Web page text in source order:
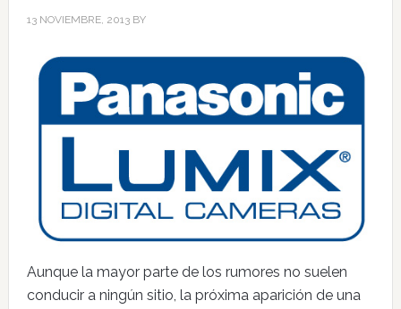
13 NOVIEMBRE, 2013BY
Aunque la mayor parte de los rumores no suelen
conducir a ningún sitio, la próxima aparición de una